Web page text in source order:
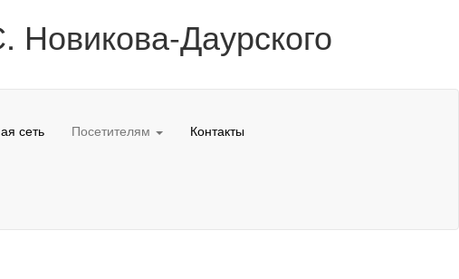
Новикова-Даурского
сеть Посетителям Контакты